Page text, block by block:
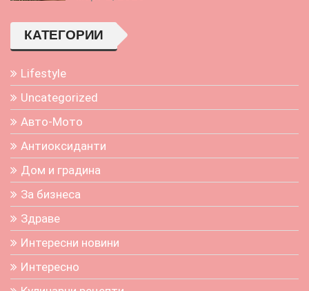
КАТЕГОРИИ
Lifestyle
Uncategorized
Авто-Мото
Антиоксиданти
Дом и градина
За бизнеса
Здраве
Интересни новини
Интересно